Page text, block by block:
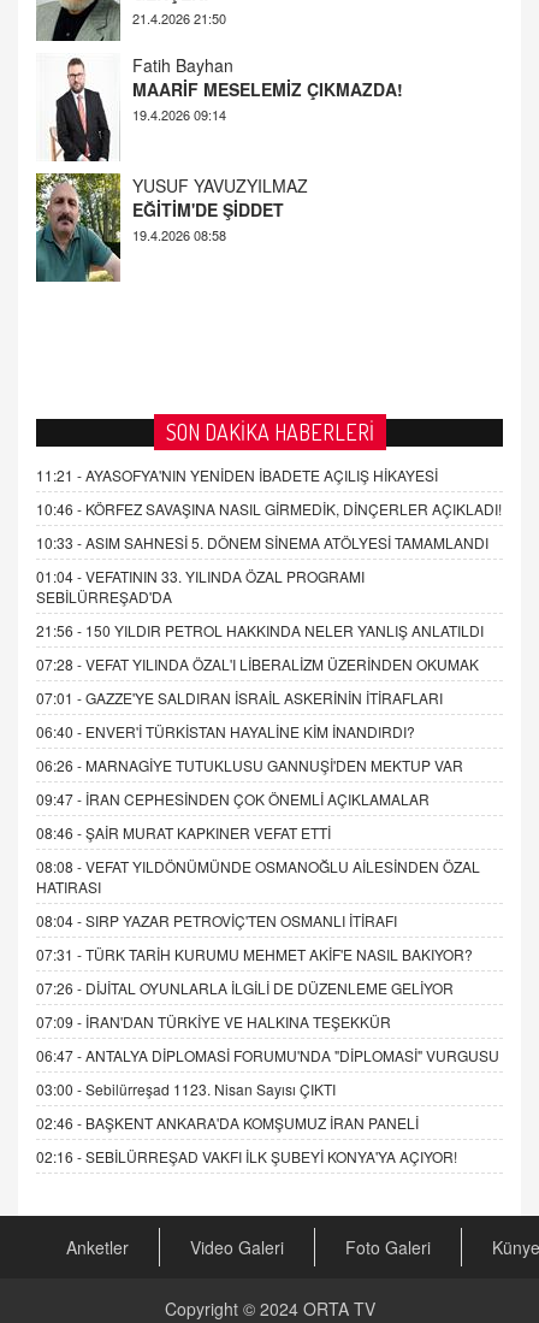
Fatih Bayhan
MAARİF MESELEMİZ ÇIKMAZDA!
19.4.2026 09:14
EĞİTİM'DE ŞİDDET
19.4.2026 08:58
SON DAKİKA HABERLERİ
11:21 -AYASOFYA'NIN YENİDEN İBADETE AÇILIŞ HİKAYESİ
10:46 - KÖRFEZ SAVAŞINA NASIL GİRMEDİK, DİNÇERLER AÇIKLADI!
10:33 -ASIM SAHNESİ 5. DÖNEM SİNEMA ATÖLYESİ TAMAMLANDI
01:04 -VEFATININ 33. YILINDA ÖZAL PROGRAMI
SEBİLÜRREŞAD'DA
21:56 - 150 YILDIR PETROL HAKKINDA NELER YANLIŞ ANLATILDI
07:28 -VEFAT YILINDA ÖZAL'I LİBERALİZM ÜZERİNDEN OKUMAK
07:01 -GAZZE'YE SALDIRAN İSRAİL ASKERİNİN İTİRAFLARI
06:40 - ENVER'İ TÜRKİSTAN HAYALİNE KİM İNANDIRDI?
06:26 - MARNAGİYE TUTUKLUSU GANNUŞİ'DEN MEKTUP VAR
09:47 - İRAN CEPHESİNDEN ÇOK ÖNEMLİ AÇIKLAMALAR
08:46 -ŞAİR MURAT KAPKINER VEFAT ETTİ
08:08 -VEFAT YILDÖNÜMÜNDE OSMANOĞLU AİLESİNDEN ÖZAL
HATIRASI
08:04 -SIRP YAZAR PETROVİÇ'TEN OSMANLI İTİRAFI
07:31 -TÜRK TARİH KURUMU MEHMET AKİF'E NASIL BAKIYOR?
07:26 - DİJİTAL OYUNLARLA İLGİLİ DE DÜZENLEME GELİYOR
07:09 - İRAN'DAN TÜRKİYE VE HALKINA TEŞEKKÜR
06:47 -ANTALYA DİPLOMASİ FORUMU'NDA "DİPLOMASİ" VURGUSU
03:00 -Sebilürreşad 1123. Nisan Sayısı ÇIKTI
02:46 - BAŞKENT ANKARA'DA KOMŞUMUZ İRAN PANELİ
02:16 -SEBİLÜRREŞAD VAKFI İLK ŞUBEYİ KONYA'YA AÇIYOR!
Anketler Video Galeri Foto Galeri Künye
Copyright © 2024 ORTA TV